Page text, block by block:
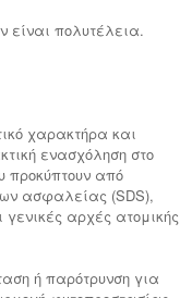
είναι πολυτέλεια.
χαρακτήρα και
ενασχόληση στο
προκύπτουν από
ασφαλείας (SDS),
αρχές ατομικής
ή παρότρυνση για